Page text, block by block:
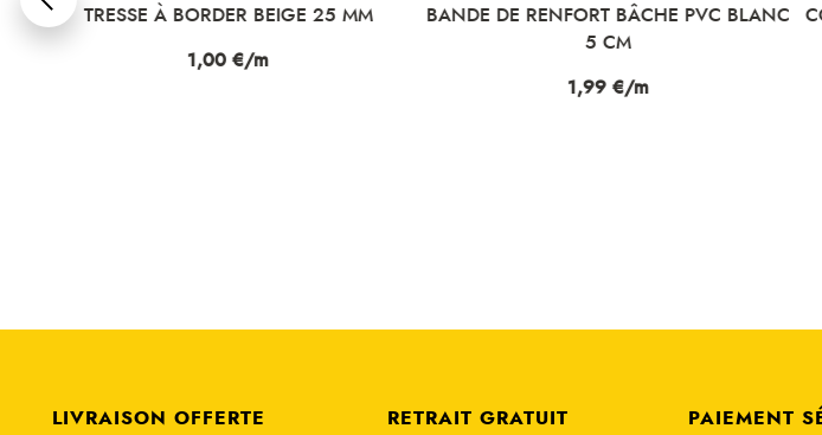
TRESSE À BORDER BEIGE 25 MM
Prix
1,00 €/m
BANDE DE RENFORT BÂCHE PVC BLANC
5 CM
Prix
1,99 €/m
LIVRAISON OFFERTE RETRAIT GRATUIT PAIEMENT